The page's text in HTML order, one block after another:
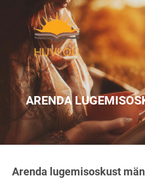
ARENDA
Arenda lugemisoskust